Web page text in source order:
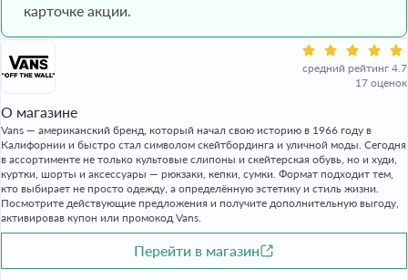
карточке акции.
средний рейтинг 4.7
17 оценок
О магазине
Vans — американский бренд, который начал свою историю в 1966 году в
Калифорнии и быстро стал символом скейтбординга и уличной моды. Сегодня
в ассортименте не только культовые слипоны и скейтерская обувь, но и худи,
куртки, шорты и аксессуары — рюкзаки, кепки, сумки. Формат подходит тем,
кто выбирает не просто одежду, а определённую эстетику и стиль жизни.
Посмотрите действующие предложения и получите дополнительную выгоду,
активировав купон или промокод Vans.
Перейти в магазин